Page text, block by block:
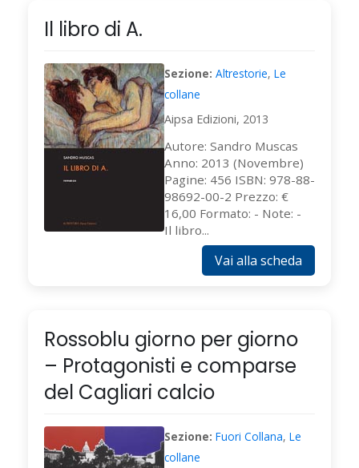
Il libro di A.
Sezione: Altrestorie, Le
collane
Aipsa Edizioni, 2013
Autore: Sandro Muscas
Anno: 2013 (Novembre)
Pagine: 456 ISBN: 978-88-
98692-00-2 Prezzo: €
16,00 Formato: - Note: -
Il libro...
Vai alla scheda
Rossoblu giorno per giorno
– Protagonisti e comparse
del Cagliari calcio
Sezione: Fuori Collana, Le
collane